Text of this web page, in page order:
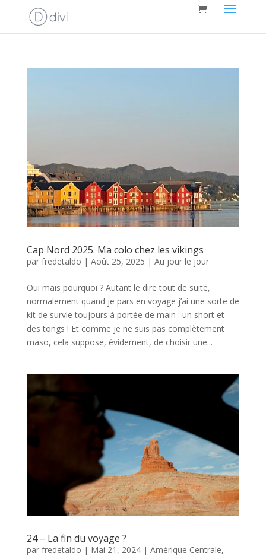
Cap Nord 2025. Ma colo chez les vikings
par fredetaldo | Août 25, 2025 | Au jour le jour
Oui mais pourquoi ? Autant le dire tout de suite,
normalement quand je pars en voyage j’ai une sorte de
kit de survie toujours à portée de main : un short et
des tongs ! Et comme je ne suis pas complètement
maso, cela suppose, évidement, de choisir une...
24 – La fin du voyage ?
par fredetaldo | Mai 21, 2024| Amérique Centrale,